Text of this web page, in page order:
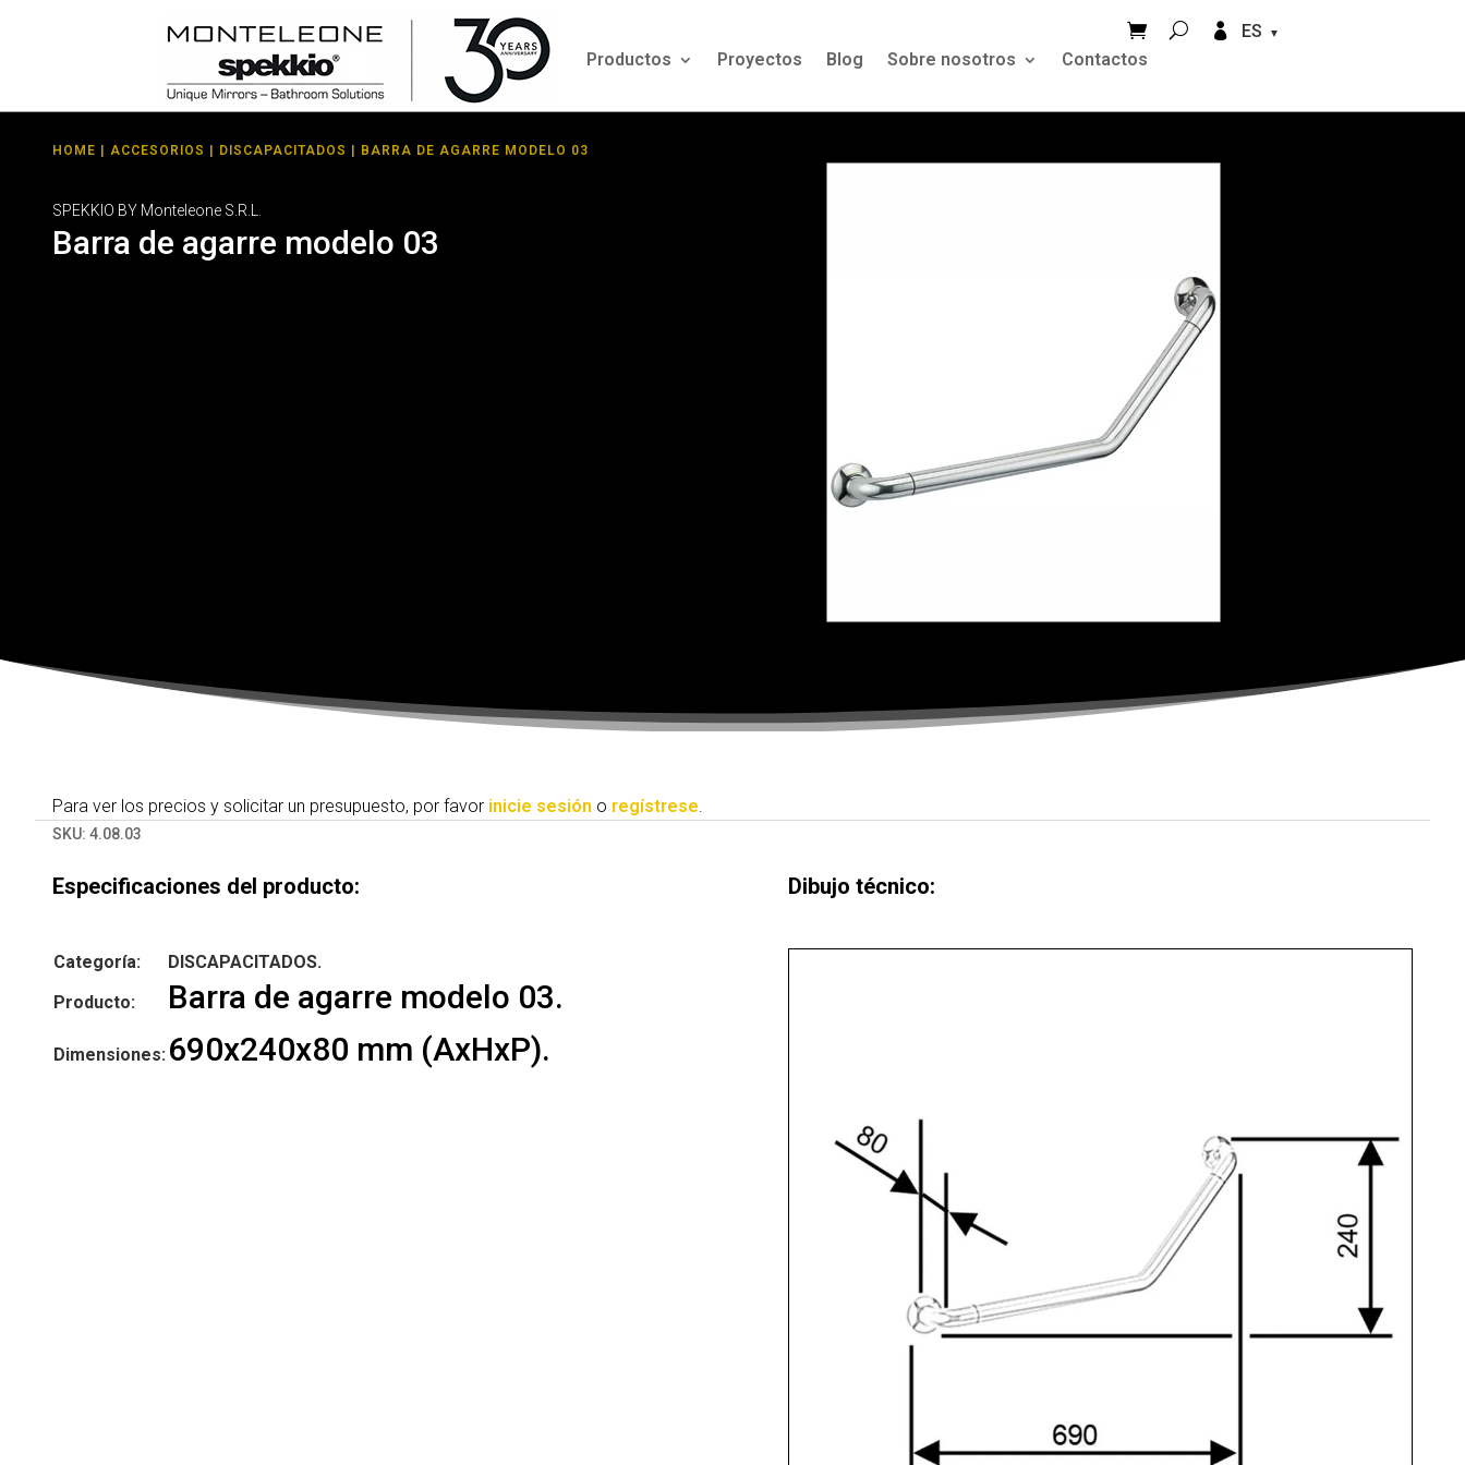
Productos Proyectos Blog Sobre nosotros Contactos
  ES
HOME ACCESORIOS DISCAPACITADOS | BARRA DE AGARRE MODELO 03
SPEKKIO BY Monteleone S.R.L.
Barra de agarre modelo 03
Para ver los precios y solicitar un presupuesto, por favor inicie sesión o regístrese.
SKU: 4.08.03
Especificaciones del producto:
Categoría:
DISCAPACITADOS.
Producto:
Barra de agarre modelo 03.
Dimensiones: 690x240x80 mm (AxHxP).
Dibujo técnico: